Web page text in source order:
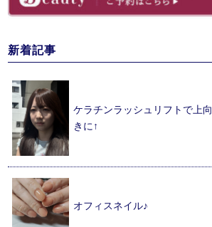
新着記事
ケラチンラッシュリフトで上向
きに↑
オフィスネイル♪